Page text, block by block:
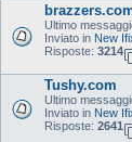
Ultimo
Inviato in New
Risposte: 3214
Tushy.com
Ultimo
Inviato in New
Risposte: 2641